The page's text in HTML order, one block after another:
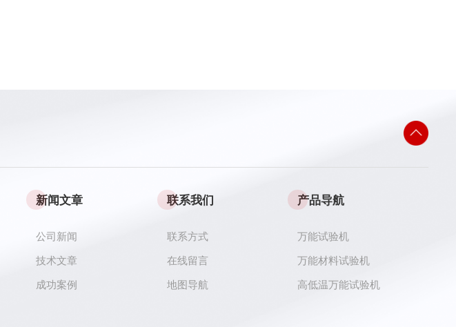
新闻文章
公司新闻
技术文章
成功案例
联系我们
联系方式
在线留言
地图导航
产品导航
万能试验机
万能材料试验机
高低温万能试验机